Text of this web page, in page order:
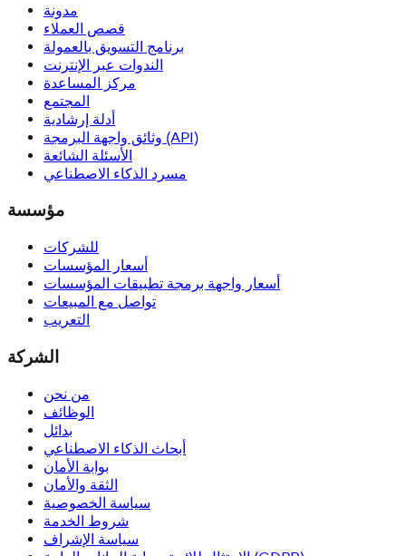
مدونة
قصص العملاء
برنامج التسويق بالعمولة
الندوات عبر الإنترنت
مركز المساعدة
المجتمع
أدلة إرشادية
وثائق واجهة البرمجة (API)
الأسئلة الشائعة
مسرد الذكاء الاصطناعي
مؤسسة
للشركات
أسعار المؤسسات
أسعار واجهة برمجة تطبيقات المؤسسات
تواصل مع المبيعات
التعريب
الشركة
من نحن
الوظائف
بدائل
أبحاث الذكاء الاصطناعي
بوابة الأمان
الثقة والأمان
سياسة الخصوصية
شروط الخدمة
سياسة الإشراف